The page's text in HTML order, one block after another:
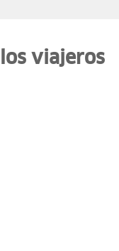
los viajeros